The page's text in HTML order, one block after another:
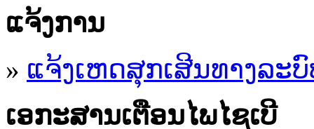
ແຈ້ງການ
» ແຈ້ງເຫດສຸກເສີນທາງລະ
ເອ​ກະ​ສານເຕືອນໄພໄຊເບີ